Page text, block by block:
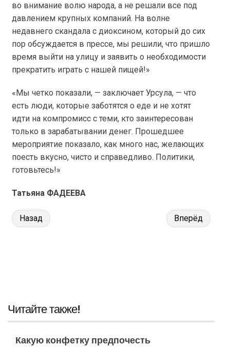
во внимание волю народа, а не решали все под
давлением крупных компаний. На волне
недавнего скандала с диоксином, который до сих
пор обсуждается в прессе, мы решили, что пришло
время выйти на улицу и заявить о необходимости
прекратить играть с нашей пищей!»
«Мы четко показали, — заключает Урсула, — что
есть люди, которые заботятся о еде и не хотят
идти на компромисс с теми, кто заинтересован
только в зарабатывании денег. Прошедшее
мероприятие показало, как много нас, желающих
поесть вкусно, чисто и справедливо. Политики,
готовьтесь!»
Татьяна ФАДЕЕВА
Назад Вперёд
Читайте также!
Какую конфетку предпочесть